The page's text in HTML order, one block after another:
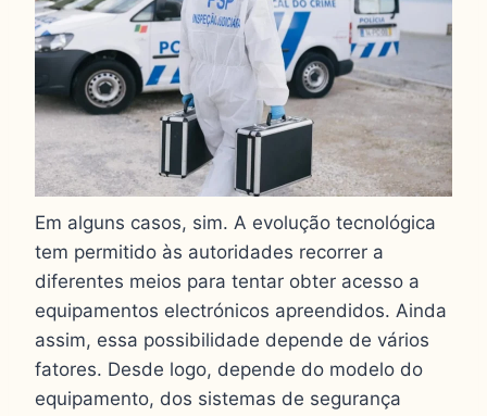
Em alguns casos, sim. A evolução tecnológica
tem permitido às autoridades recorrer a
diferentes meios para tentar obter acesso a
equipamentos electrónicos apreendidos. Ainda
assim, essa possibilidade depende de vários
fatores. Desde logo, depende do modelo do
equipamento, dos sistemas de segurança